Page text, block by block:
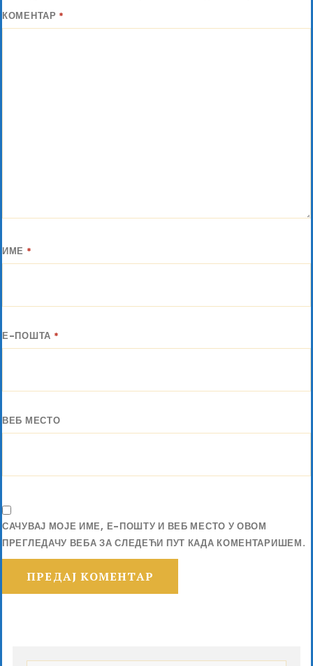
КОМЕНТАР *
ИМЕ *
Е-ПОШТА *
ВЕБ МЕСТО
САЧУВАЈ МОЈЕ ИМЕ, Е-ПОШТУ И ВЕБ МЕСТО У ОВОМ
ПРЕГЛЕДАЧУ ВЕБА ЗА СЛЕДЕЋИ ПУТ КАДА КОМЕНТАРИШЕМ.